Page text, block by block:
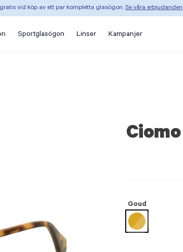
vid köp av ett par kompletta glasögon. Se våra erbjudanden
Sportglasögon Linser Kampanjer
Ciomo
Goud
selected